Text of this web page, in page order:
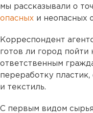
мы рассказывали о
опасных и неопасных
Корреспондент
готов ли город пойти
ответственным
переработку
и текстиль.
С первым видом